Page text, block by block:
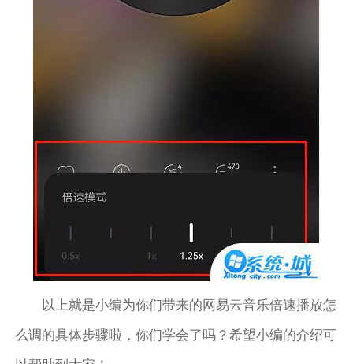
以上就是小编为你们带来的网易云音乐倍速播放怎
么调的具体步骤啦，你们学会了吗？希望小编的介绍可